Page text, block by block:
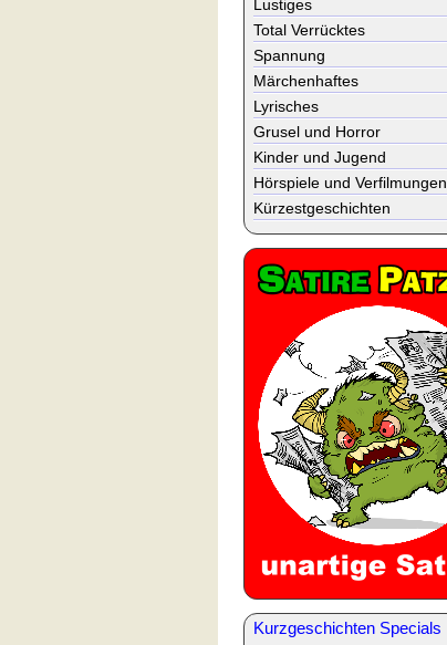
Lustiges
Total Verrücktes
Spannung
Märchenhaftes
Lyrisches
Grusel und Horror
Kinder und Jugend
Hörspiele und Verfilmungen
Kürzestgeschichten
Kurzgeschichten Specials